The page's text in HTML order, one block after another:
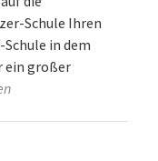
Schule Ihren
in dem
ein großer